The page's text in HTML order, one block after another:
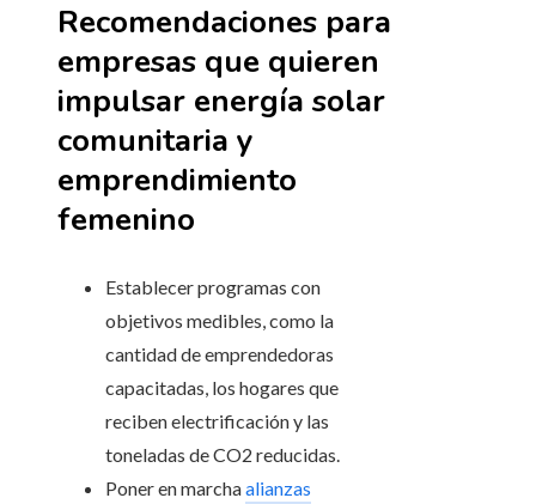
Recomendaciones para
empresas que quieren
impulsar energía solar
comunitaria y
emprendimiento
femenino
Establecer programas con
objetivos medibles, como la
cantidad de emprendedoras
capacitadas, los hogares que
reciben electrificación y las
toneladas de CO2 reducidas.
Poner en marchaalianzas